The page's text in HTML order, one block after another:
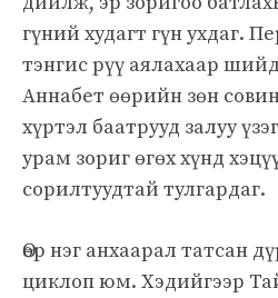
гүний худагт гүн ухдаг.
тэнгис рүү аялахаар
Аннабет өөрийн зөн
хүртэл баатрууд залуу
урам зориг өгөх хүнд
сорилтуудтай тулгардаг.
Өөр нэг анхаарал татсан
циклоп юм. Хэдийгээр